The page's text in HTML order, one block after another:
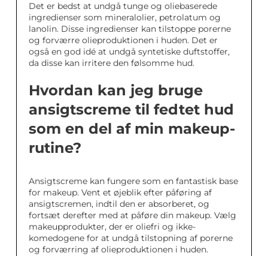
Det er bedst at undgå tunge og oliebaserede
ingredienser som mineralolier, petrolatum og
lanolin. Disse ingredienser kan tilstoppe porerne
og forværre olieproduktionen i huden. Det er
også en god idé at undgå syntetiske duftstoffer,
da disse kan irritere den følsomme hud.
Hvordan kan jeg bruge
ansigtscreme til fedtet hud
som en del af min makeup-
rutine?
Ansigtscreme kan fungere som en fantastisk base
for makeup. Vent et øjeblik efter påføring af
ansigtscremen, indtil den er absorberet, og
fortsæt derefter med at påføre din makeup. Vælg
makeupprodukter, der er oliefri og ikke-
komedogene for at undgå tilstopning af porerne
og forværring af olieproduktionen i huden.